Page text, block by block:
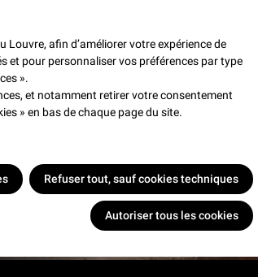
Louvre, afin d’améliorer votre expérience de
et pour personnaliser vos préférences par type
».
et notamment retirer votre consentement
» en bas de chaque page du site.
Refuser tout, sauf cookies techniques
Autoriser tous les cookies